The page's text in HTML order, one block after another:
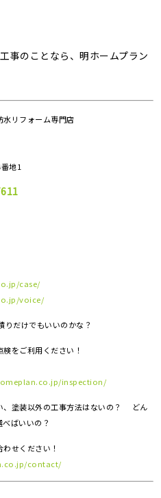
事のことなら、明ホームプラン
リフォーム専門店
地1
case/
voice/
だけでもいいのかな？
をご利用ください！
inspection/
、塗装以外の工事方法はないの？ どん
ばいいの？
せください！
contact/